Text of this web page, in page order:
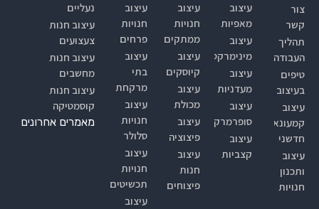
צור
קשר
תהליך
העבודה
טיפים
בעיצוב
עיצוב
קמעונאי
חדשני
עיצוב
ותכנון
חנויות
עיצוב
מאפיות
עיצוב
מינימרקט
עיצוב
מעדניות
עיצוב
סופרמרקטים
עיצוב
קצביות
עיצוב
חנויות
ממתקים
עיצוב
קיוסקים
עיצוב
מכולת
עיצוב
פיצוציה
עיצוב
חנות
פיצוחים
עיצוב
חנויות
פרחים
עיצוב
בתי
מרקחת
עיצוב
חנויות
סלולר
עיצוב
חנויות
תכשיטים
עיצוב
נעליים
עיצוב חנות
צעצועים
עיצוב חנות
מחשבים
עיצוב חנות
קוסמטיקה
מאמרים אחרונים